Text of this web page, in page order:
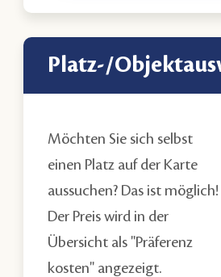
Platz-/
Möchten Sie sich selbst
einen Platz auf der Karte
aussuchen? Das ist möglich!
Der Preis wird in der
Übersicht als "Präferenz
kosten" angezeigt.